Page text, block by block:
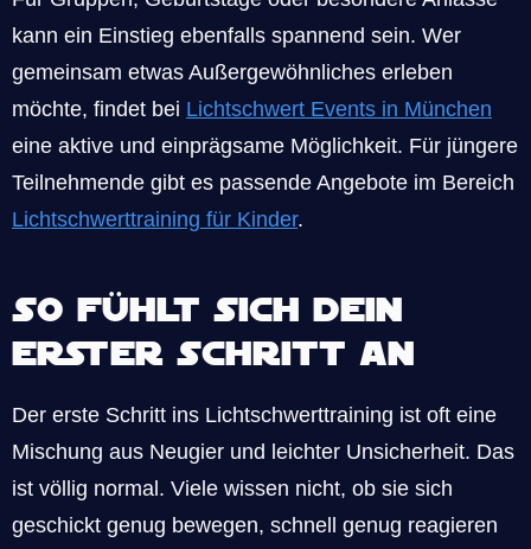
kann ein Einstieg ebenfalls spannend sein. Wer
gemeinsam etwas Außergewöhnliches erleben
möchte, findet bei Lichtschwert Events in München
eine aktive und einprägsame Möglichkeit. Für jüngere
Teilnehmende gibt es passende Angebote im Bereich
Lichtschwerttraining für Kinder.
So fühlt sich dein
erster Schritt an
Der erste Schritt ins Lichtschwerttraining ist oft eine
Mischung aus Neugier und leichter Unsicherheit. Das
ist völlig normal. Viele wissen nicht, ob sie sich
geschickt genug bewegen, schnell genug reagieren